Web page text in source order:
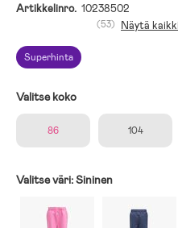
Artikkelinro. 10238502
Superhinta
(53) Näytä
Valitse koko
86 104
Valitse väri:Sininen